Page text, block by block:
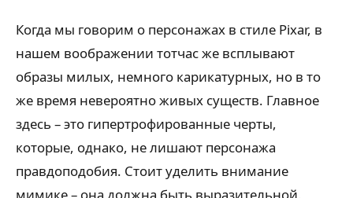
Когда мы говорим о персонажах в стиле Pixar, в
нашем воображении тотчас же всплывают
образы милых, немного карикатурных, но в то
же время невероятно живых существ. Главное
здесь – это гипертрофированные черты,
которые, однако, не лишают персонажа
правдоподобия. Стоит уделить внимание